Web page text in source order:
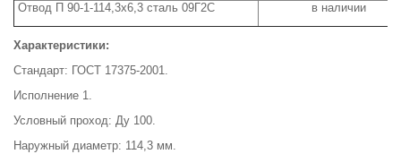
Отвод П 90-1-114,3x6,3 сталь 09Г2С
в наличии
Характеристики:
Стандарт: ГОСТ 17375-2001.
Исполнение 1.
Условный проход: Ду 100.
Наружный диаметр: 114,3 мм.